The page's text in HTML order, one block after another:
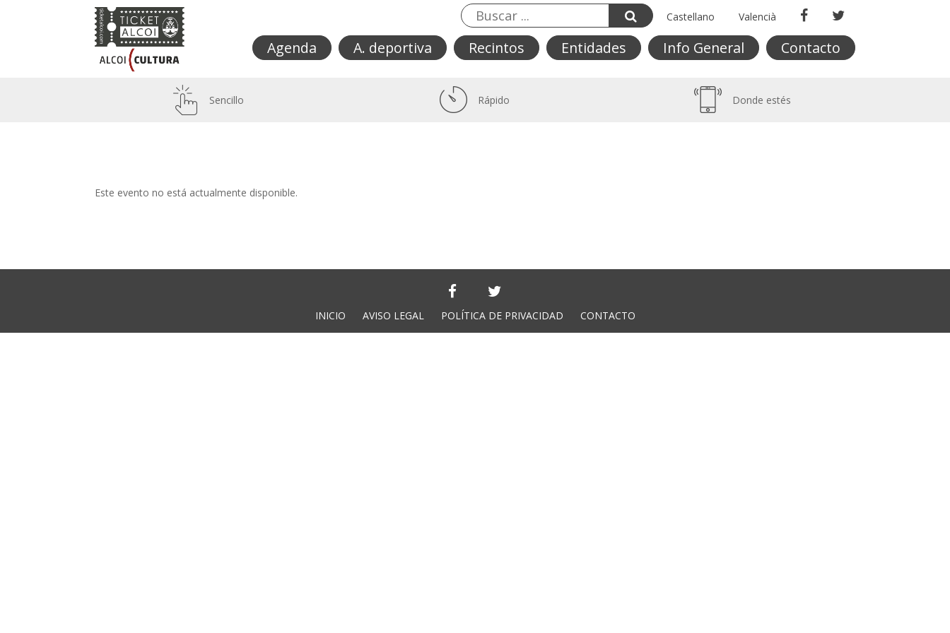
Castellano Valencià
Agenda A. deportiva Recintos Entidades Info General Contacto
Sencillo Rápido Donde estés
Este evento no está actualmente disponible.
INICIO AVISO LEGAL POLÍTICA DE PRIVACIDAD CONTACTO